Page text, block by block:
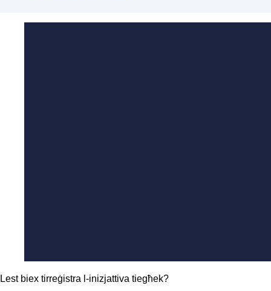
Lest biex tirreġistra l-inizjattiva tiegħek?